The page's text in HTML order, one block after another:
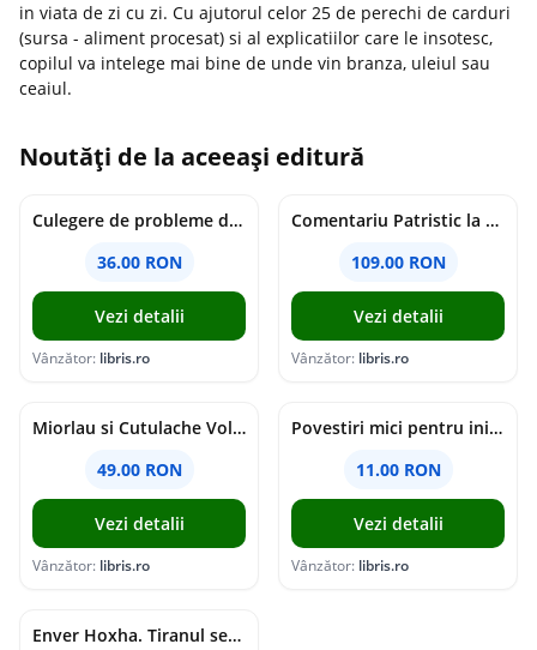
in viata de zi cu zi. Cu ajutorul celor 25 de perechi de carduri
(sursa - aliment procesat) si al explicatiilor care le insotesc,
copilul va intelege mai bine de unde vin branza, uleiul sau
ceaiul.
Noutăți de la aceeași editură
Culegere de probleme de matematica - Clasa 8 - Ioana Monalisa Manea, Cristina Neagoe
36.00 RON
Vezi detalii
Vânzător: libris.ro
Comentariu Patristic la Scriptura. Vechiul Testament II. Geneza, 12-50 - George Claudiu Tutu, Mark Sheridan, Alexander Baumgarten, Thomas C. Oden
109.00 RON
Vezi detalii
Vânzător: libris.ro
Miorlau si Cutulache Vol.1: Cu bicicleta pana la Luna - Timo Parvela
49.00 RON
Vezi detalii
Vânzător: libris.ro
Povestiri mici pentru inimi mari - Adrian Chiaga, Cristina Chiaga
11.00 RON
Vezi detalii
Vânzător: libris.ro
Enver Hoxha. Tiranul secolului al XX-lea - Rober C. Austin, Artan R. Hoxha